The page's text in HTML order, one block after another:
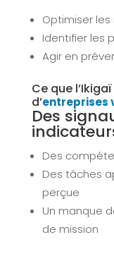
Optimiser
Identifier les
Agir en
Ce que
d’entreprises
Des
Des
Des tâches
perçue
Un manque
de mission